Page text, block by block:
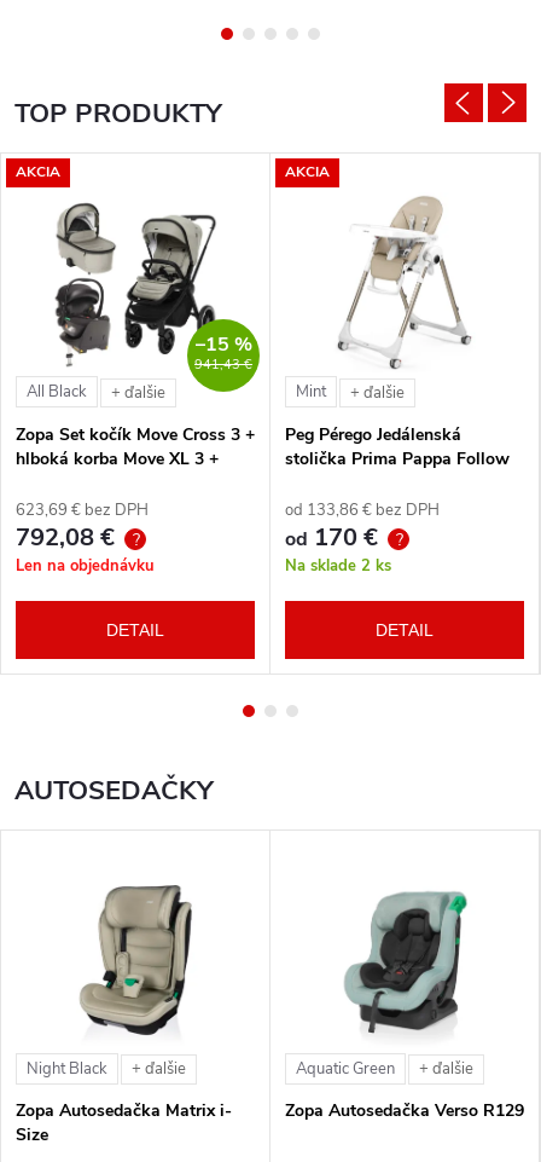
TOP PRODUKTY
AKCIA
941,43 €
–15 %
All Black + ďalšie
Zopa Set kočík Move Cross 3 +
hlboká korba Move XL 3 +
vlastného výberu + báza
623,69 € bez DPH
792,08 € ?
Len na objednávku
DETAIL
AKCIA
Mint + ďalšie
Peg Pérego Jedálenská
stolička Prima Pappa Follow
od 133,86 € bez DPH
od 170 € ?
Na sklade 2 ks
DETAIL
AUTOSEDAČKY
Night Black + ďalšie
Zopa Autosedačka Matrix i-
Size
Aquatic Green + ďalšie
Zopa Autosedačka Verso R129